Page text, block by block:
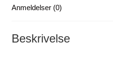
Anmeldelser (0)
Beskrivelse